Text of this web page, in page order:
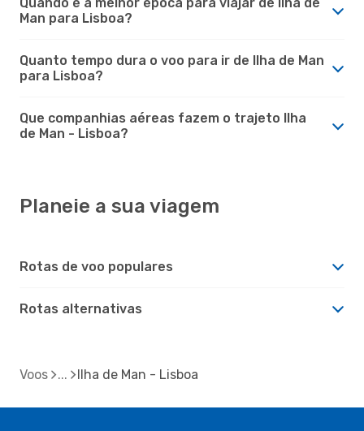
Man para Lisboa?
Quanto tempo dura o voo para ir de Ilha de Man
para Lisboa?
Que companhias aéreas fazem o trajeto Ilha
de Man - Lisboa?
Planeie a sua viagem
Rotas de voo populares
Rotas alternativas
Voos Ilha de Man - Lisboa